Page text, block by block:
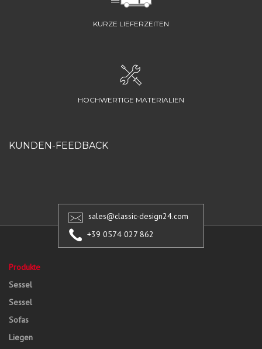
KURZE LIEFERZEITEN
HOCHWERTIGE MATERIALIEN
KUNDEN-FEEDBACK
sales@classic-design24.com
+39 0574 027 862
Produkte
Sessel
Sessel
Sofas
Liegen